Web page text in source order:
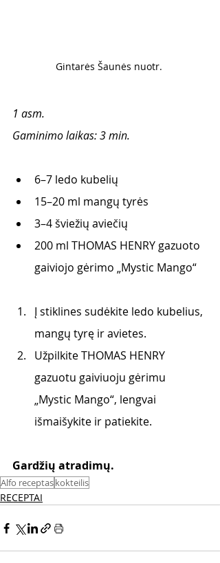
Gintarės Šaunės nuotr.
1 asm.
Gaminimo laikas: 3 min.
6–7 ledo kubelių
15–20 ml mangų tyrės
3–4 šviežių aviečių
200 ml THOMAS HENRY gazuoto
gaiviojo gėrimo „Mystic Mango“
Į stiklines sudėkite ledo kubelius,
mangų tyrę ir avietes.
Užpilkite THOMAS HENRY
gazuotu gaiviuoju gėrimu
„Mystic Mango“, lengvai
išmaišykite ir patiekite.
Gardžių atradimų.
Alfo receptaskokteilis
RECEPTAI